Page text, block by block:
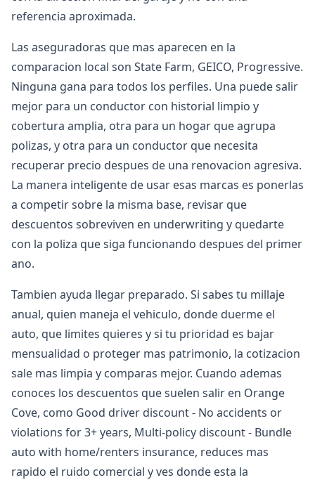
referencia aproximada.
Las aseguradoras que mas aparecen en la
comparacion local son State Farm, GEICO, Progressive.
Ninguna gana para todos los perfiles. Una puede salir
mejor para un conductor con historial limpio y
cobertura amplia, otra para un hogar que agrupa
polizas, y otra para un conductor que necesita
recuperar precio despues de una renovacion agresiva.
La manera inteligente de usar esas marcas es ponerlas
a competir sobre la misma base, revisar que
descuentos sobreviven en underwriting y quedarte
con la poliza que siga funcionando despues del primer
ano.
Tambien ayuda llegar preparado. Si sabes tu millaje
anual, quien maneja el vehiculo, donde duerme el
auto, que limites quieres y si tu prioridad es bajar
mensualidad o proteger mas patrimonio, la cotizacion
sale mas limpia y comparas mejor. Cuando ademas
conoces los descuentos que suelen salir en Orange
Cove, como Good driver discount - No accidents or
violations for 3+ years, Multi-policy discount - Bundle
auto with home/renters insurance, reduces mas
rapido el ruido comercial y ves donde esta la